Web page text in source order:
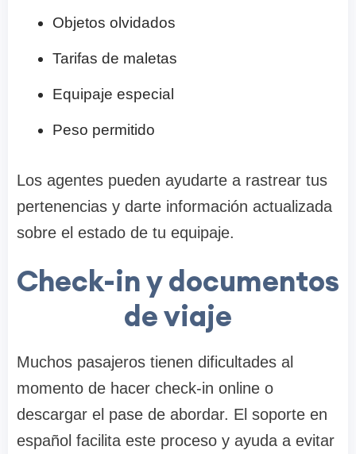
Objetos olvidados
Tarifas de maletas
Equipaje especial
Peso permitido
Los agentes pueden ayudarte a rastrear tus
pertenencias y darte información actualizada
sobre el estado de tu equipaje.
Check-in y documentos
de viaje
Muchos pasajeros tienen dificultades al
momento de hacer check-in online o
descargar el pase de abordar. El soporte en
español facilita este proceso y ayuda a evitar